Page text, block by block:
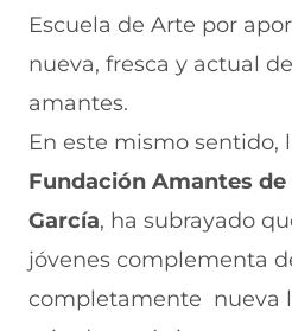
Escuela de Arte por
nueva, fresca y actual
amantes.
En este mismo sentido,
Fundación Amantes de
García, ha subrayado
jóvenes complementa
completamente nueva